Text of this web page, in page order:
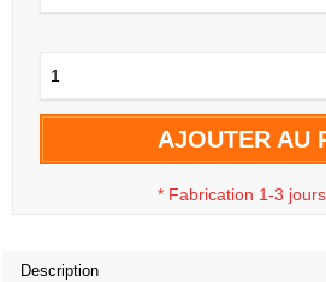
1
AJOUTER AU
* Fabrication 1-3
Description